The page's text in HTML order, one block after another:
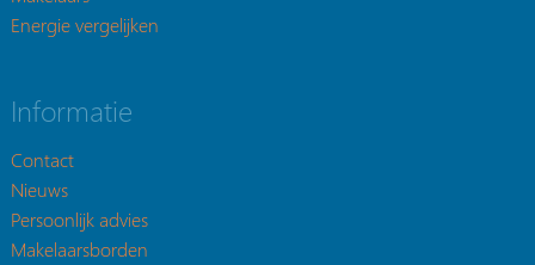
Energie vergelijken
Informatie
Contact
Nieuws
Persoonlijk advies
Makelaarsborden